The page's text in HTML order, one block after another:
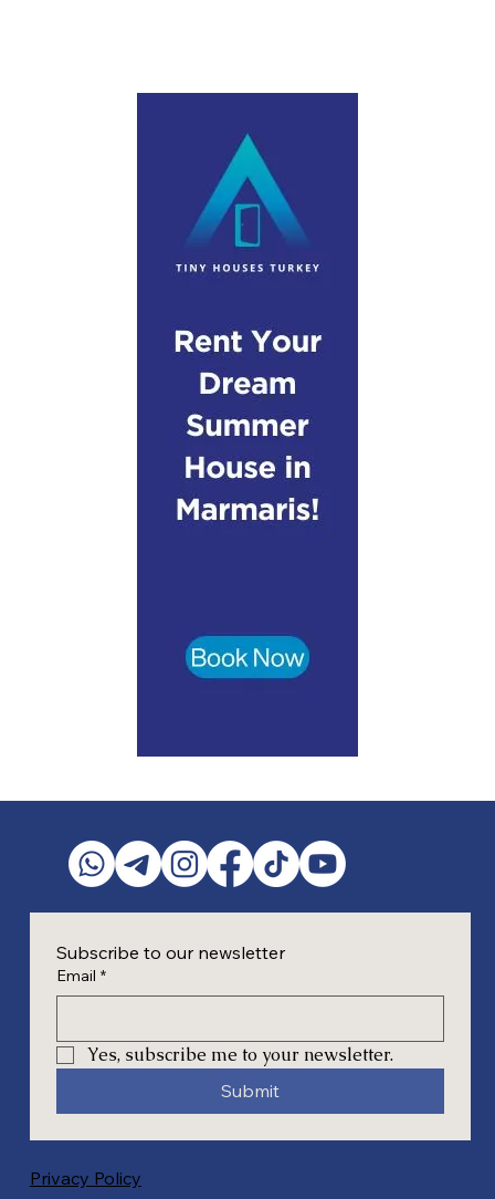
Subscribe to our newsletter
Email *
Yes, subscribe me to your newsletter.
Submit
Privacy Policy